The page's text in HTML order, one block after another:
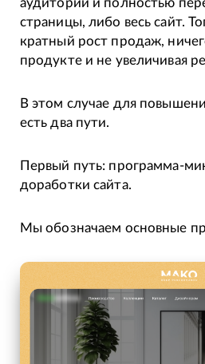
аудитории и полностью
страницы, либо весь сайт.
кратный рост продаж,
продукте и не увеличивая
В этом случае для
есть два пути.
Первый путь: программа-
доработки сайта.
Мы обозначаем основные